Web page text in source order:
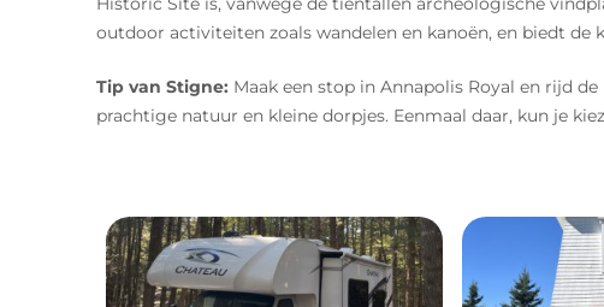
outdoor activiteiten zoals wandelen en kanoën, en biedt de
Tip van Stigne: Maak een stop in Annapolis Royal en rijd
prachtige natuur en kleine dorpjes. Eenmaal daar, kun je